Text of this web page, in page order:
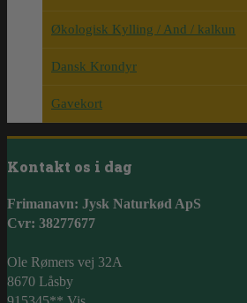
Økologisk Kylling / And / kalkun
Dansk Krondyr
Gavekort
Kontakt os i dag
Frimanavn: Jysk Naturkød ApS
Cvr: 38277677
Ole Rømers vej 32A
8670 Låsby